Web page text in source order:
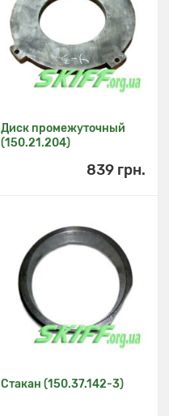
Диск промежуточный
(150.21.204)
839 грн.
Стакан (150.37.142-3)